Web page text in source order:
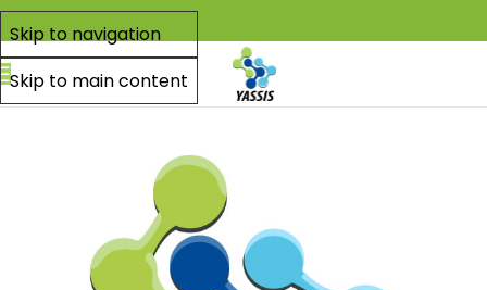
Skip to navigation
Skip to main content